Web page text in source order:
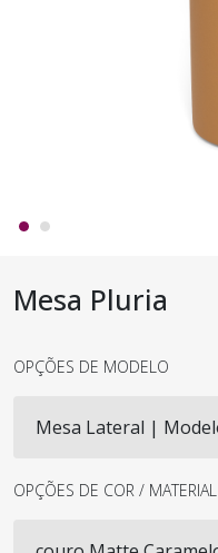
Mesa Pluria
OPÇÕES DE MODELO
OPÇÕES DE COR / MATERIAL